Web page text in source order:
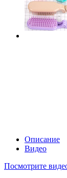
Описание
Видео
Посмотрите